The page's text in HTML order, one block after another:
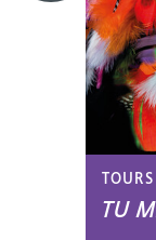
TOURS
TU